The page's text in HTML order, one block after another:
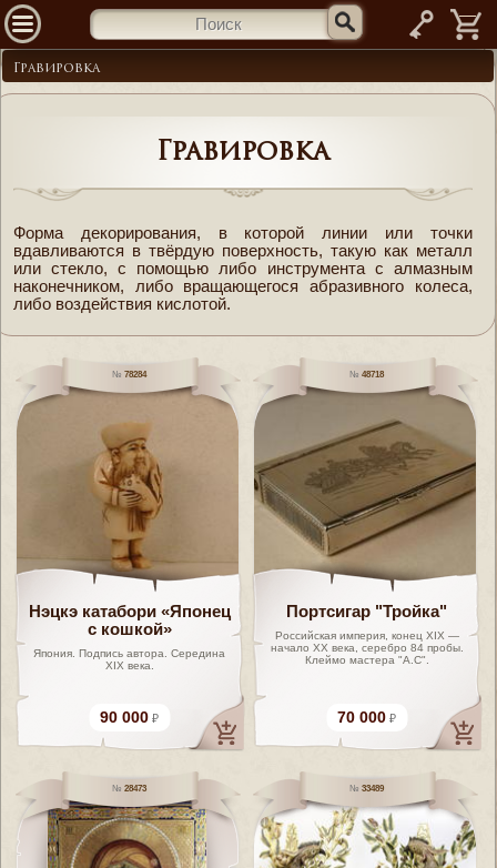
—
Гравировка
Гравировка
Форма декорирования, в которой линии или точки
вдавливаются в твёрдую поверхность, такую как металл
или стекло, с помощью либо инструмента с алмазным
наконечником, либо вращающегося абразивного колеса,
либо воздействия кислотой.
78284
Нэцкэ катабори «Японец
с кошкой»
Япония. Подпись автора. Середина
XIX века.
90 000
48718
Портсигар "Тройка"
Российская империя, конец XIX —
начало XX века, серебро 84 пробы.
Клеймо мастера "А.С".
70 000
28473 33489